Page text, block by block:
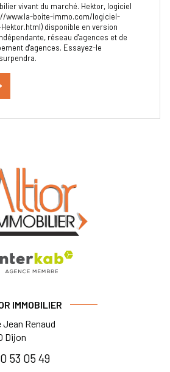
vivant du marché. Hektor, logiciel
www.la-boite-immo.com/logiciel-
disponible en version
réseau d'agences et de
d'agences. Essayez-le
IMMOBILIER
Jean Renaud
Dijon
53 05 49